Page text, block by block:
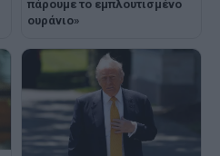
πάρουμε το εμπλουτισμένο
ουράνιο»